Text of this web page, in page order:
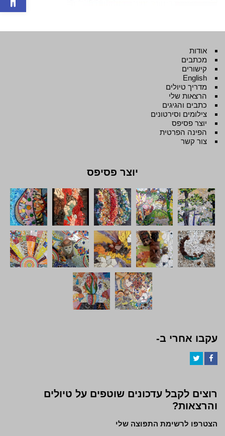
אודות
מכתבים
קישורים
English
מדריך טיולים
הרצאות שלי
כתבים והגיגים
צילומים וסירטונים
יוצר פסיפס
הפינה הפרטית
צור קשר
יוצר פסיפס
עקבו אחרי ב-
רוצים לקבל עדכונים שוטפים על טיולים
והרצאות?
הצטרפו לרשימת התפוצה שלי